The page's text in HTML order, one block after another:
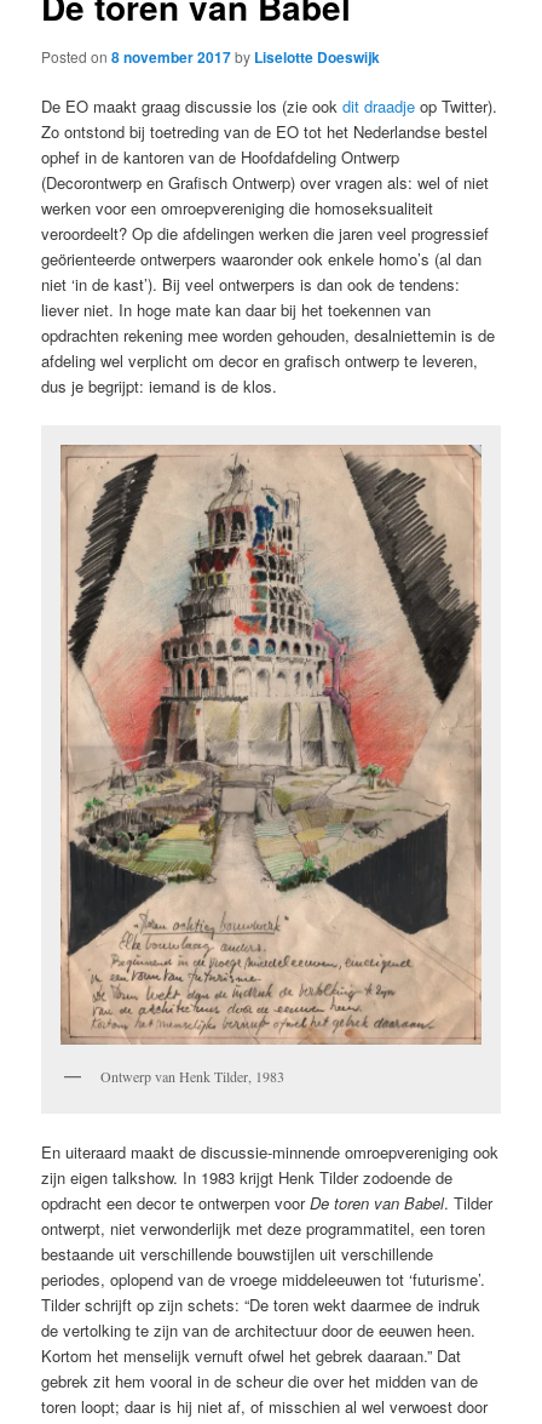
Posted on8 november 2017by Liselotte Doeswijk
De EO maakt graag discussie los (zie ookdit draadje op Twitter).
Zo ontstond bij toetreding van de EO tot het Nederlandse bestel
ophef in de kantoren van de Hoofdafdeling Ontwerp
(Decorontwerp en Grafisch Ontwerp) over vragen als: wel of niet
werken voor een omroepvereniging die homoseksualiteit
veroordeelt? Op die afdelingen werken die jaren veel progressief
geörienteerde ontwerpers waaronder ook enkele homo’s (al dan
niet ‘in de kast’). Bij veel ontwerpers is dan ook de tendens:
liever niet. In hoge mate kan daar bij het toekennen van
opdrachten rekening mee worden gehouden, desalniettemin is de
afdeling wel verplicht om decor en grafisch ontwerp te leveren,
dus je begrijpt: iemand is de klos.
Ontwerp van Henk Tilder, 1983
En uiteraard maakt de discussie-minnende omroepvereniging ook
zijn eigen talkshow. In 1983 krijgt Henk Tilder zodoende de
opdracht een decor te ontwerpen voorDe toren van Babel. Tilder
ontwerpt, niet verwonderlijk met deze programmatitel, een toren
bestaande uit verschillende bouwstijlen uit verschillende
periodes, oplopend van de vroege middeleeuwen tot ‘futurisme’.
Tilder schrijft op zijn schets: “De toren wekt daarmee de indruk
de vertolking te zijn van de architectuur door de eeuwen heen.
Kortom het menselijk vernuft ofwel het gebrek daaraan.” Dat
gebrek zit hem vooral in de scheur die over het midden van de
toren loopt; daar is hij niet af, of misschien al wel verwoest door